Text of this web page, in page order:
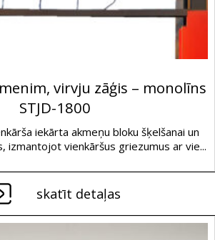
virvju zāģis – monolīns
STJD-1800
iekārta akmeņu bloku šķelšanai un
izmantojot vienkāršus griezumus ar vie...
skatīt detaļas